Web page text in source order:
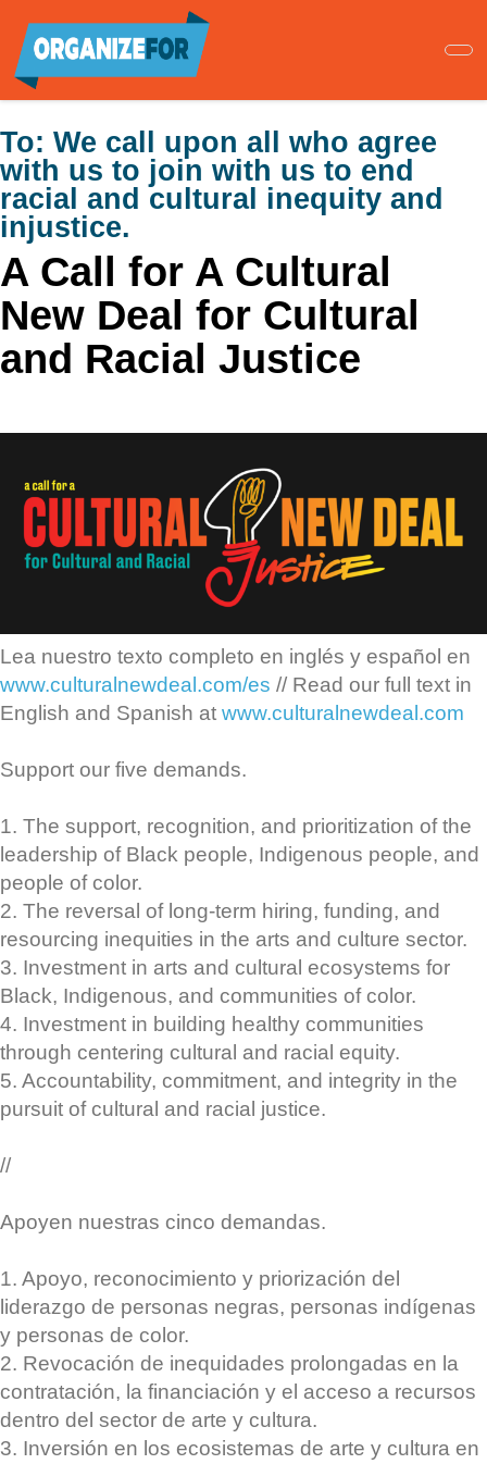
main
content
To: We call upon all who agree
with us to join with us to end
racial and cultural inequity and
injustice.
A Call for A Cultural
New Deal for Cultural
and Racial Justice
Lea nuestro texto completo en inglés y español en
www.culturalnewdeal.com/es // Read our full text in
English and Spanish at www.culturalnewdeal.com
Support our five demands.
1. The support, recognition, and prioritization of the
leadership of Black people, Indigenous people, and
people of color.
2. The reversal of long-term hiring, funding, and
resourcing inequities in the arts and culture sector.
3. Investment in arts and cultural ecosystems for
Black, Indigenous, and communities of color.
4. Investment in building healthy communities
through centering cultural and racial equity.
5. Accountability, commitment, and integrity in the
pursuit of cultural and racial justice.
//
Apoyen nuestras cinco demandas.
1. Apoyo, reconocimiento y priorización del
liderazgo de personas negras, personas indígenas
y personas de color.
2. Revocación de inequidades prolongadas en la
contratación, la financiación y el acceso a recursos
dentro del sector de arte y cultura.
3. Inversión en los ecosistemas de arte y cultura en